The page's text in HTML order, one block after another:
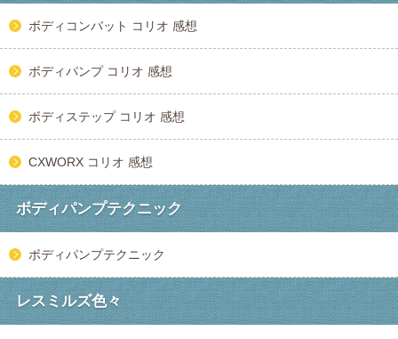
ボディコンバット コリオ 感想
ボディパンプ コリオ 感想
ボディステップ コリオ 感想
CXWORX コリオ 感想
ボディパンプテクニック
ボディパンプテクニック
レスミルズ色々